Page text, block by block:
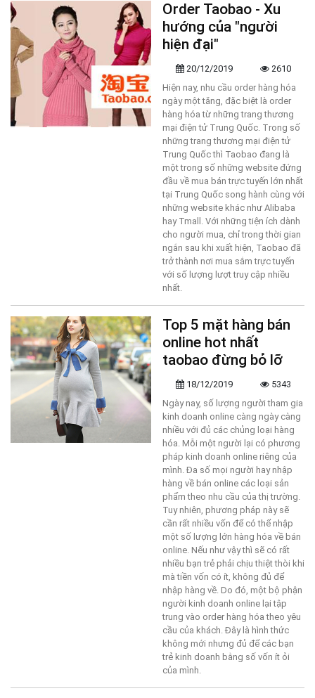
Order Taobao - Xu
hướng của "người
hiện đại"
20/12/2019
2610
Hiện nay, nhu cầu order hàng hóa
ngày một tăng, đặc biệt là order
hàng hóa từ những trang thương
mại điện tử Trung Quốc. Trong số
những trang thương mại điện tử
Trung Quốc thì Taobao đang là
một trong số những website đứng
đầu về mua bán trực tuyến lớn nhất
tại Trung Quốc song hành cùng với
những website khác như Alibaba
hay Tmall. Với những tiện ích dành
cho người mua, chỉ trong thời gian
ngắn sau khi xuất hiện, Taobao đã
trở thành nơi mua sắm trực tuyến
với số lượng lượt truy cập nhiều
nhất.
Top 5 mặt hàng bán
online hot nhất
taobao đừng bỏ lỡ
18/12/2019
5343
Ngày nay, số lượng người tham gia
kinh doanh online càng ngày càng
nhiều với đủ các chủng loại hàng
hóa. Mỗi một người lại có phương
pháp kinh doanh online riêng của
mình. Đa số mọi người hay nhập
hàng về bán online các loại sản
phẩm theo nhu cầu của thị trường.
Tuy nhiên, phương pháp này sẽ
cần rất nhiều vốn để có thể nhập
một số lượng lớn hàng hóa về bán
online. Nếu như vậy thì sẽ có rất
nhiều bạn trẻ phải chịu thiệt thòi khi
mà tiền vốn có ít, không đủ để
nhập hàng về. Do đó, một bộ phận
người kinh doanh online lại tập
trung vào order hàng hóa theo yêu
cầu của khách. Đây là hình thức
không mới nhưng đủ để các bạn
trẻ kinh doanh bằng số vốn ít ỏi
của mình.